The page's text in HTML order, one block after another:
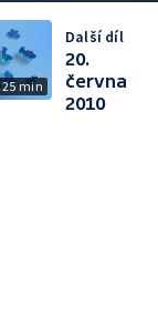
25 min
Další díl
20.
června
2010